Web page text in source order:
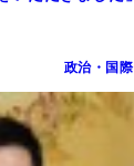
政治・国際